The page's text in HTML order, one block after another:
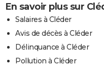
En savoir plus sur
Salaires à Cléder
Avis de décès à Cléder
Délinquance à Cléder
Pollution à Cléder